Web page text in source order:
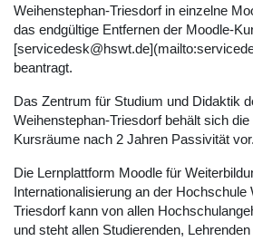
Weihenstephan-Triesdorf in einzelne
das endgültige Entfernen der Moodle-
beantragt.
Das Zentrum für Studium und Didaktik
Weihenstephan-Triesdorf behält sich
Kursräume nach 2 Jahren Passivität vor.
Die Lernplattform Moodle für
Internationalisierung an der Hochschule
Triesdorf kann von allen
und steht allen Studierenden,